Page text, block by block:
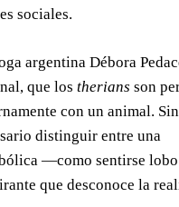
sociales.
argentina Débora
que los therians son
con un animal.
distinguir entre una
—como sentirse
que desconoce la